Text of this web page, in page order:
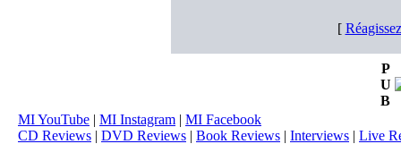
[
P
U
B
MI YouTube | MI Instagram | MI Facebook
CD Reviews | DVD Reviews | Book Reviews | Interviews | Live